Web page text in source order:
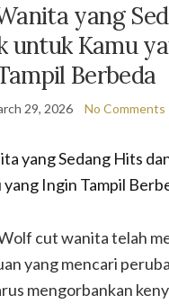
yang
untuk Kamu
Berbeda
29, 2026 No Comments
cut wanita telah
yang mencari
mengorbankan